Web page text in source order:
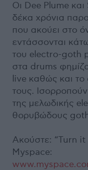
Οι Dee Plume
δέκα χρόνια
που ακούει στο
εντάσσονται
του electro-goth
στα drums
live καθώς και
τους.
της μελωδικής
θορυβώδους
Ακούστε: “Turn it
Myspace: